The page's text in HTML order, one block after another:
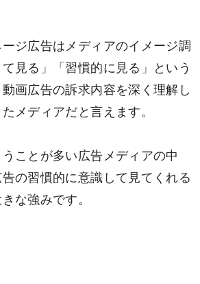
ジ広告はメディアのイメージ調
見る」「習慣的に見る」という
画広告の訴求内容を深く理解し
メディアだと言えます。
ことが多い広告メディアの中
の習慣的に意識して見てくれる
な強みです。